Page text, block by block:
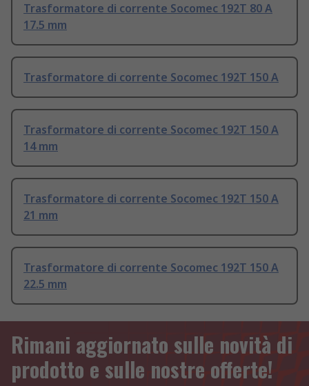
Trasformatore di corrente Socomec 192T 80 A
17.5 mm
Trasformatore di corrente Socomec 192T 150 A
Trasformatore di corrente Socomec 192T 150 A
14 mm
Trasformatore di corrente Socomec 192T 150 A
21 mm
Trasformatore di corrente Socomec 192T 150 A
22.5 mm
Rimani aggiornato sulle novità di
prodotto e sulle nostre offerte!